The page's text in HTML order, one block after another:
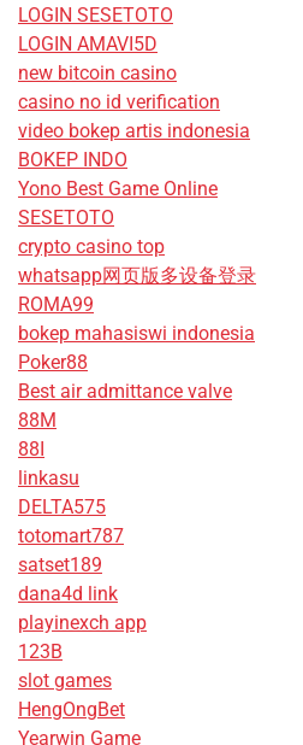
LOGIN SESETOTO
LOGIN AMAVI5D
new bitcoin casino
casino no id verification
video bokep artis indonesia
BOKEP INDO
Yono Best Game Online
SESETOTO
crypto casino top
whatsapp网页版多设备登录
ROMA99
bokep mahasiswi indonesia
Poker88
Best air admittance valve
88M
88I
linkasu
DELTA575
totomart787
satset189
dana4d link
playinexch app
123B
slot games
HengOngBet
Yearwin Game